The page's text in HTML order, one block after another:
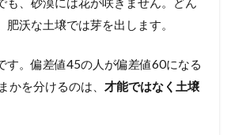
肥沃な土壌では芽を出します。
す。偏差値45の人が偏差値60になる
かを分けるのは、 才能ではなく土壌